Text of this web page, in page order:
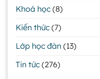
Khoá học (8)
Kiến thức (7)
Lớp học đàn (13)
Tin tức (276)